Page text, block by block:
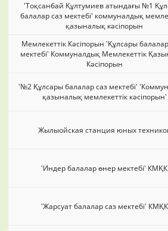
'Тоқсанбай Құлтумиев атындағы №1
балалар саз мектебі' коммуналдық
қазыналық кәсіпорын
Мемлекеттік Кәсіпорын 'Құлсары
мектебі' Коммуналдық Мемлекеттік
Кәсіпорын
'№2 Құлсары балалар саз мектебі'
қазыналық мемлекеттік кәсіпорын'
Жылыойская станция юных
'Индер балалар өнер мектебі' КМҚК
'Жарсуат балалар саз мектебі' КМҚК